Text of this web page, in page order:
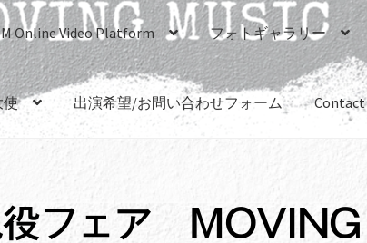
Online Video Platform フォトギャラリー
使 出演希望/お問い合わせフォーム Contact
フェア MOVING